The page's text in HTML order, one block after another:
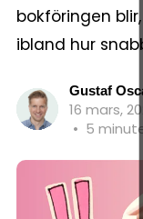
bokföringen
ibland hur
Gustaf
16 mars,
• 5